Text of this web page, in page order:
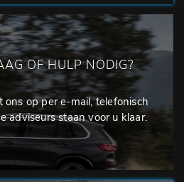
OF HULP NODIG?
op per e-mail, telefonisch
adviseurs staan voor u klaar.